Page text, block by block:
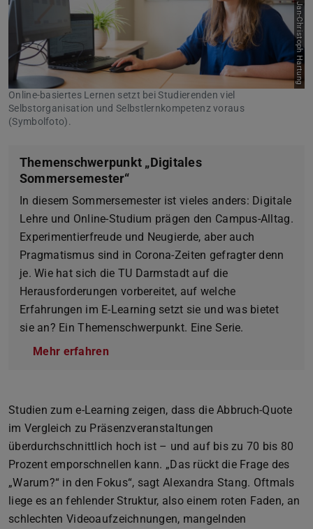
Bild: Jan-Christoph Hartung
Online-basiertes Lernen setzt bei Studierenden viel
Selbstorganisation und Selbstlernkompetenz voraus
(Symbolfoto).
Themenschwerpunkt „Digitales
Sommersemester“
In diesem Sommersemester ist vieles anders: Digitale
Lehre und Online-Studium prägen den Campus-Alltag.
Experimentierfreude und Neugierde, aber auch
Pragmatismus sind in Corona-Zeiten gefragter denn
je. Wie hat sich die TU Darmstadt auf die
Herausforderungen vorbereitet, auf welche
Erfahrungen im E-Learning setzt sie und was bietet
sie an? Ein Themenschwerpunkt. Eine Serie.
Mehr erfahren
Studien zum e-Learning zeigen, dass die Abbruch-Quote
im Vergleich zu Präsenzveranstaltungen
überdurchschnittlich hoch ist – und auf bis zu 70 bis 80
Prozent emporschnellen kann. „Das rückt die Frage des
„Warum?“ in den Fokus“, sagt Alexandra Stang. Oftmals
liege es an fehlender Struktur, also einem roten Faden, an
schlechten Videoaufzeichnungen, mangelnden